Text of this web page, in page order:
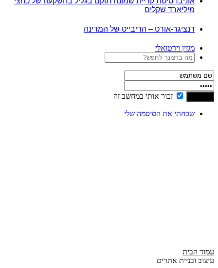
מיליארד שקלים
דנציגר-אורט – הדיבייט של המדינה
מגזין וירטואלי
זכור אותי במחשב זה
שכחתי את הסיסמה שלי
עמוד הבית
עיצוב ובניית אתרים